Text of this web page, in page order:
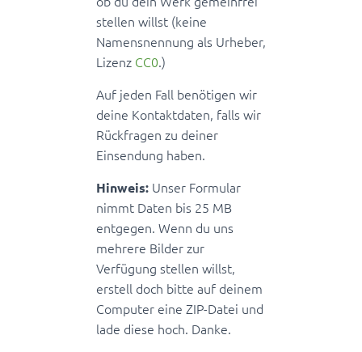
stellen willst (keine
Namensnennung als Urheber,
Lizenz CC0.)
Auf jeden Fall benötigen wir
deine Kontaktdaten, falls wir
Rückfragen zu deiner
Einsendung haben.
Hinweis: Unser Formular
nimmt Daten bis 25 MB
entgegen. Wenn du uns
mehrere Bilder zur
Verfügung stellen willst,
erstell doch bitte auf deinem
Computer eine ZIP-Datei und
lade diese hoch. Danke.